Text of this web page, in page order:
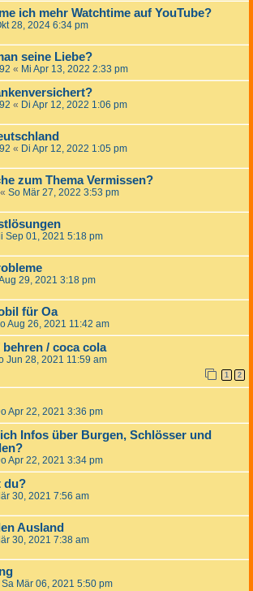
ich mehr Watchtime auf YouTube?
28, 2024 6:34 pm
seine Liebe?
« Mi Apr 13, 2022 2:33 pm
« Di Apr 12, 2022 1:06 pm
« Di Apr 12, 2022 1:05 pm
zum Thema Vermissen?
« So Mär 27, 2022 3:53 pm
Sep 01, 2021 5:18 pm
29, 2021 3:18 pm
für Oa
Aug 26, 2021 11:42 am
/ coca cola
Jun 28, 2021 11:59 am
1 2
Apr 22, 2021 3:36 pm
Infos über Burgen, Schlösser und
Apr 22, 2021 3:34 pm
du?
30, 2021 7:56 am
Ausland
30, 2021 7:38 am
Sa Mär 06, 2021 5:50 pm